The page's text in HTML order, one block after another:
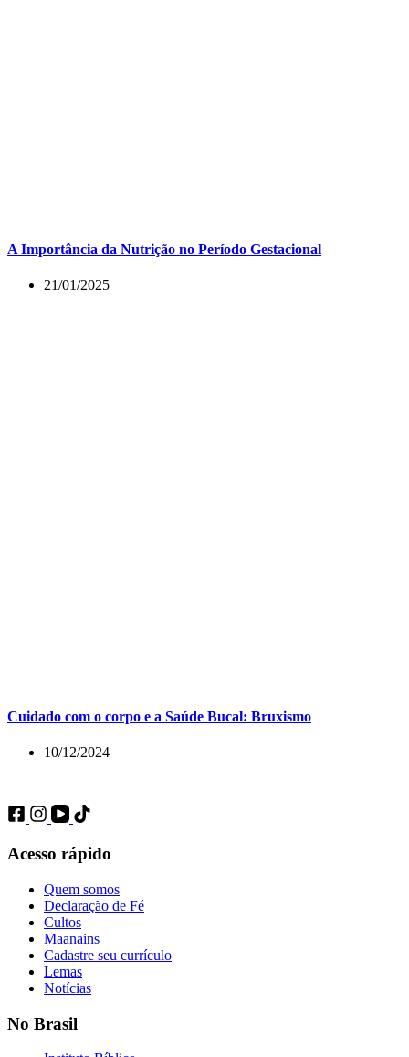
A Importância da Nutrição no Período Gestacional
21/01/2025
Cuidado com o corpo e a Saúde Bucal: Bruxismo
10/12/2024
Acesso rápido
Quem somos
Declaração de Fé
Cultos
Maanains
Cadastre seu currículo
Lemas
Notícias
No Brasil